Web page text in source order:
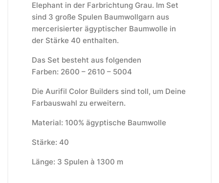
Elephant in der Farbrichtung Grau. Im Set
sind 3 große Spulen Baumwollgarn aus
mercerisierter ägyptischer Baumwolle in
der Stärke 40 enthalten.
Das Set besteht aus folgenden
Farben: 2600 – 2610 – 5004
Die Aurifil Color Builders sind toll, um Deine
Farbauswahl zu erweitern.
Material: 100% ägyptische Baumwolle
Stärke: 40
Länge: 3 Spulen à 1300 m